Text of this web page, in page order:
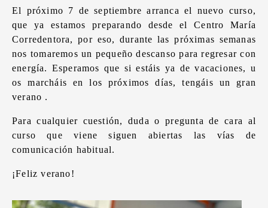
El próximo 7 de septiembre arranca el nuevo curso,
que ya estamos preparando desde el Centro María
Corredentora, por eso, durante las próximas semanas
nos tomaremos un pequeño descanso para regresar con
energía. Esperamos que si estáis ya de vacaciones, u
os marcháis en los próximos días, tengáis un gran
verano .
Para cualquier cuestión, duda o pregunta de cara al
curso que viene siguen abiertas las vías de
comunicación habitual.
¡Feliz verano!